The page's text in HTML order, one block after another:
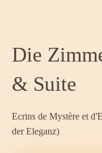
Die
& Suite
Ecrins de Mystère et
der Eleganz)